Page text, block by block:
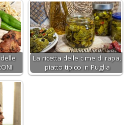
La ricetta delle cime di rapa,
piatto tipico in Puglia